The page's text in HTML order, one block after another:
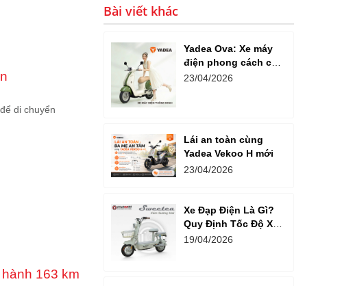
di chuyển
163 km
Bài viết khác
Yadea Ova: Xe máy
điện phong cách cổ
điển giá 18 triệu
23/04/2026
Lái an toàn cùng
Yadea Vekoo H mới
23/04/2026
Xe Đạp Điện Là Gì?
Quy Định Tốc Độ Xe
Đạp Điện
19/04/2026